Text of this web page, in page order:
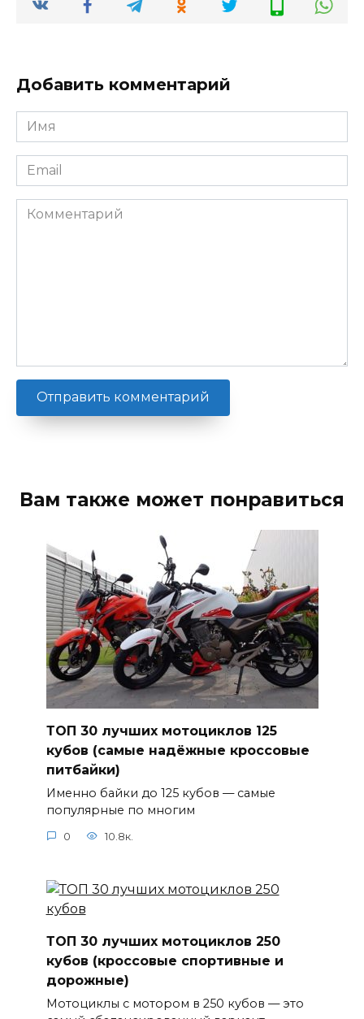
Добавить комментарий
Имя
*
Email
*
Комментарий
Вам также может понравиться
ТОП 30 лучших мотоциклов 125
кубов (самые надёжные кроссовые
питбайки)
Именно байки до 125 кубов — самые
популярные по многим
0 10.8к.
ТОП 30 лучших мотоциклов 250
кубов (кроссовые спортивные и
дорожные)
Мотоциклы с мотором в 250 кубов — это